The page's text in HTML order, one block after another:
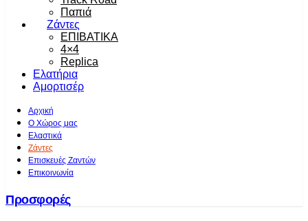
Παπιά
Ζάντες
ΕΠΙΒΑΤΙΚΑ
4×4
Replica
Ελατήρια
Αμορτισέρ
Αρχική
Ο Χώρος μας
Ελαστικά
Ζάντες
Επισκευές Ζαντών
Επικοινωνία
Προσφορές